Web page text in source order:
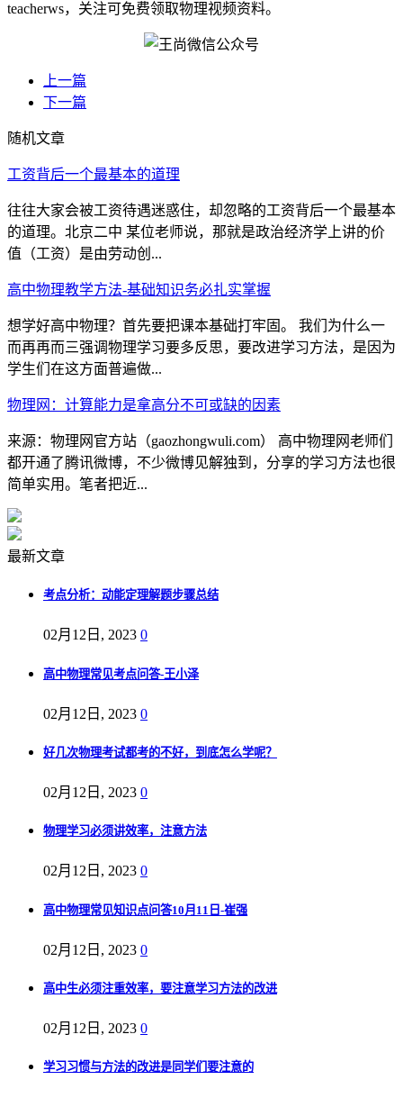
teacherws，关注可免费领取物理视频资料。
上一篇
下一篇
随机文章
工资背后一个最基本的道理
往往大家会被工资待遇迷惑住，却忽略的工资背后一个最基本
的道理。北京二中 某位老师说，那就是政治经济学上讲的价
值（工资）是由劳动创...
高中物理教学方法-基础知识务必扎实掌握
想学好高中物理？首先要把课本基础打牢固。 我们为什么一
而再再而三强调物理学习要多反思，要改进学习方法，是因为
学生们在这方面普遍做...
物理网：计算能力是拿高分不可或缺的因素
来源：物理网官方站（gaozhongwuli.com） 高中物理网老师们
都开通了腾讯微博，不少微博见解独到，分享的学习方法也很
简单实用。笔者把近...
最新文章
考点分析：动能定理解题步骤总结
02月12日, 2023 0
高中物理常见考点问答-王小泽
02月12日, 2023 0
好几次物理考试都考的不好，到底怎么学呢？
02月12日, 2023 0
物理学习必须讲效率，注意方法
02月12日, 2023 0
高中物理常见知识点问答10月11日-崔强
02月12日, 2023 0
高中生必须注重效率，要注意学习方法的改进
02月12日, 2023 0
学习习惯与方法的改进是同学们要注意的